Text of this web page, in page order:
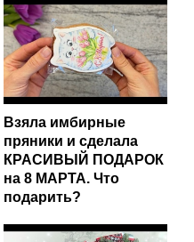
Взяла имбирные
пряники и сделала
КРАСИВЫЙ ПОДАРОК
на 8 МАРТА. Что
подарить?